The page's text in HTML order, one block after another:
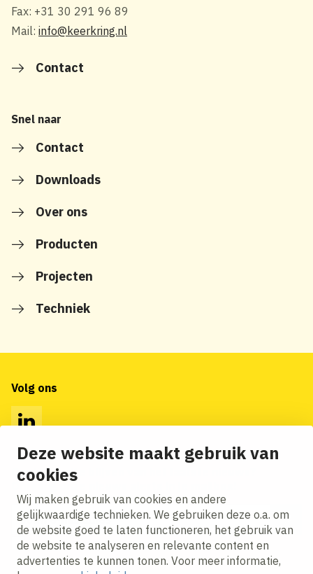
Deze website maakt gebruik van
cookies
Wij maken gebruik van cookies en andere
gelijkwaardige technieken. We gebruiken deze o.a. om
de website goed te laten functioneren, het gebruik van
de website te analyseren en relevante content en
advertenties te kunnen tonen. Voor meer informatie,
Fax: +31 30 291 96 89
Mail:info@keerkring.nl
Contact
Snel naar
Contact
Downloads
Over ons
Producten
Projecten
Techniek
Volg ons
Op de hoogte blijven van het laatste nieuws?
E-mailadres
Ik ga akkoord met hetprivacy statement.